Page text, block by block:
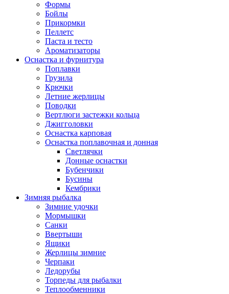
Формы
Бойлы
Прикормки
Пеллетс
Паста и тесто
Ароматизаторы
Оснастка и фурнитура
Поплавки
Грузила
Крючки
Летние жерлицы
Поводки
Вертлюги застежки кольца
Джигголовки
Оснастка карповая
Оснастка поплавочная и донная
Светлячки
Донные оснастки
Бубенчики
Бусины
Кембрики
Зимняя рыбалка
Зимние удочки
Мормышки
Санки
Ввертыши
Ящики
Жерлицы зимние
Черпаки
Ледорубы
Торпеды для рыбалки
Теплообменники